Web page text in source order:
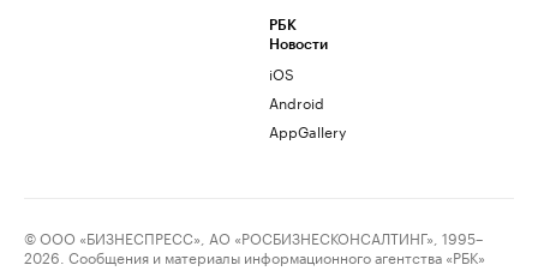
РБК
Новости
iOS
Android
AppGallery
© ООО «БИЗНЕСПРЕСС», АО «РОСБИЗНЕСКОНСАЛТИНГ», 1995–
2026. Сообщения и материалы информационного агентства «РБК»